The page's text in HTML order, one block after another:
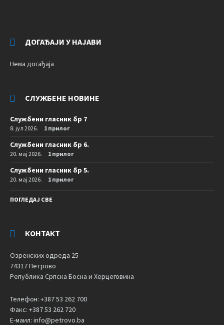
ДОГАЂАЈИ У НАЈАВИ
Нема догађаја
СЛУЖБЕНЕ НОВИНЕ
Службени гласник бр 7
8. јул 2026. 1 прилог
Службени гласник бр 6.
20. мај 2026. 1 прилог
Службени гласник бр 5.
20. мај 2026. 1 прилог
ПОГЛЕДАЈ СВЕ
КОНТАКТ
Озренских одреда 25
74317 Петрово
Република Српска Босна и Херцеговина
Телефон: +387 53 262 700
Факс: +387 53 262 720
Е-маил: info@petrovo.ba